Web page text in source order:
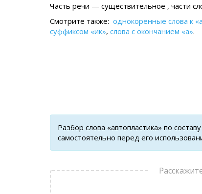
Часть речи — существительное , части
Смотрите также: однокоренные слова к
суффиксом «ик», слова с окончанием «а».
Разбор слова «автопластика» по
самостоятельно перед его